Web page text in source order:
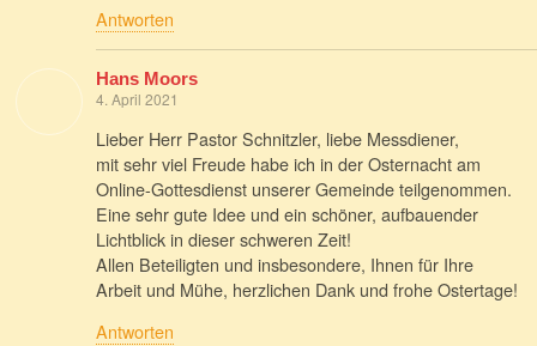
Antworten
Hans Moors
4. April 2021
Lieber Herr Pastor Schnitzler, liebe Messdiener,
mit sehr viel Freude habe ich in der Osternacht am
Online-Gottesdienst unserer Gemeinde teilgenommen.
Eine sehr gute Idee und ein schöner, aufbauender
Lichtblick in dieser schweren Zeit!
Allen Beteiligten und insbesondere, Ihnen für Ihre
Arbeit und Mühe, herzlichen Dank und frohe Ostertage!
Antworten